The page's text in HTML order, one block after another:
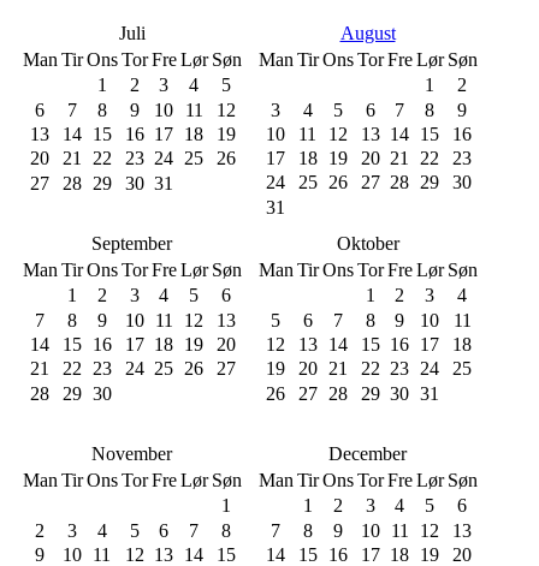
Juli
Man Tir Ons Tor Fre Lør Søn
1
2 3 4
5
6
7 8 9 10 11
12
13
14 15 16 17 18
19
20
21 22 23 24 25
26
27
28 29 30 31
August
Man Tir Ons Tor Fre Lør Søn
1
2
3
4 5 6 7 8
9
10
11 12 13 14 15
16
17
18 19 20 21 22
23
24
25 26 27 28 29
30
31
September
Man Tir Ons Tor Fre Lør Søn
1
2 3 4 5
6
7
8 9 10 11 12
13
14
15 16 17 18 19
20
21
22 23 24 25 26
27
28
29 30
Oktober
Man Tir Ons Tor Fre Lør Søn
1
2 3
4
5
6 7 8 9 10
11
12
13 14 15 16 17
18
19
20 21 22 23 24
25
26
27 28 29 30 31
November
Man Tir Ons Tor Fre Lør Søn
1
2
3 4 5 6 7
8
9
10 11 12 13 14
15
December
Man Tir Ons Tor Fre Lør Søn
1
2 3 4 5
6
7
8 9 10 11 12
13
14
15 16 17 18 19
20